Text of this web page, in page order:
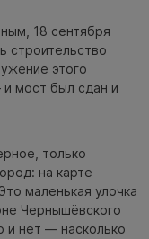
18 сентября
строительство
этого
мост был сдан и
только
на карте
маленькая улочка
Чернышëвского
и нет — насколько